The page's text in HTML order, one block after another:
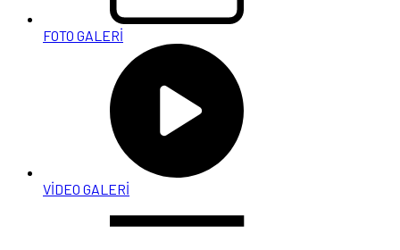
FOTO GALERİ
VİDEO GALERİ